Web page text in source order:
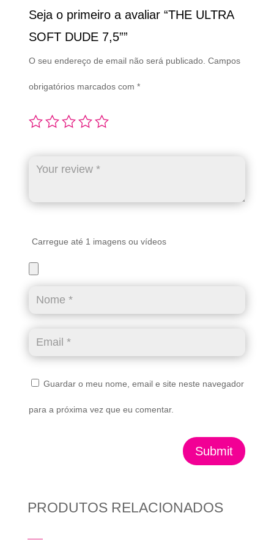
Seja o primeiro a avaliar “THE ULTRA
SOFT DUDE 7,5””
O seu endereço de email não será publicado. Campos
obrigatórios marcados com *
Carregue até 1 imagens ou vídeos
Guardar o meu nome, email e site neste navegador
para a próxima vez que eu comentar.
Submit
PRODUTOS RELACIONADOS